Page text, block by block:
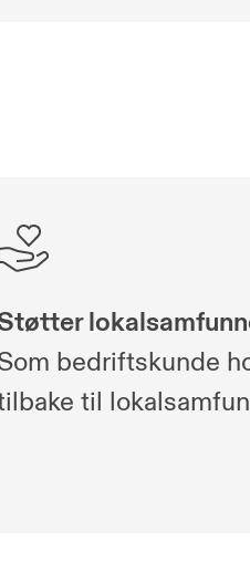
bedriftskunde
til